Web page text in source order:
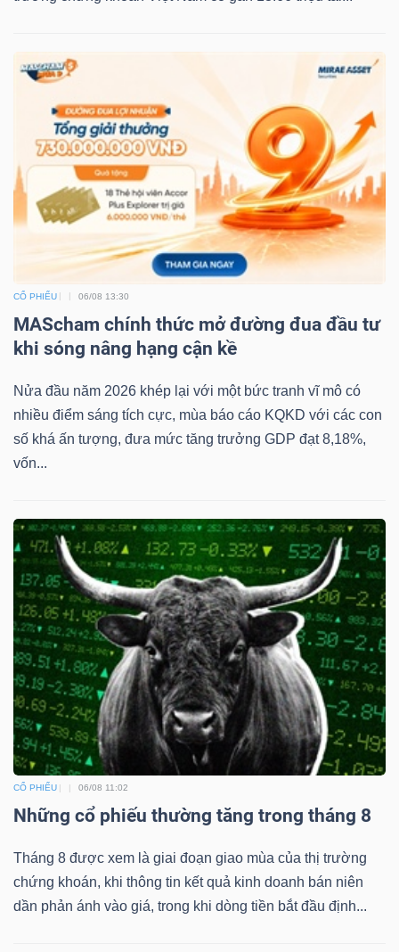
CỔ PHIẾU 06/08 13:30
MAScham chính thức mở đường đua đầu tư
khi sóng nâng hạng cận kề
Nửa đầu năm 2026 khép lại với một bức tranh vĩ mô có
nhiều điểm sáng tích cực, mùa báo cáo KQKD với các con
số khá ấn tượng, đưa mức tăng trưởng GDP đạt 8,18%,
vốn...
CỔ PHIẾU 06/08 11:02
Những cổ phiếu thường tăng trong tháng 8
Tháng 8 được xem là giai đoạn giao mùa của thị trường
chứng khoán, khi thông tin kết quả kinh doanh bán niên
dần phản ánh vào giá, trong khi dòng tiền bắt đầu định...